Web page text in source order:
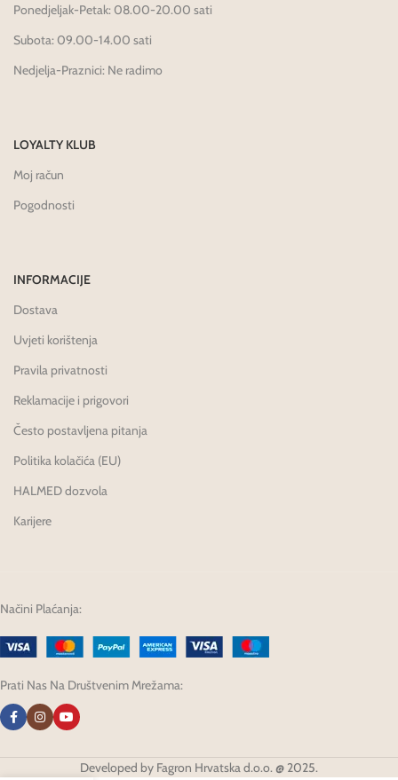
Ponedjeljak-Petak: 08.00-20.00 sati
Subota: 09.00-14.00 sati
Nedjelja-Praznici: Ne radimo
LOYALTY KLUB
Moj račun
Pogodnosti
INFORMACIJE
Dostava
Uvjeti korištenja
Pravila privatnosti
Reklamacije i prigovori
Često postavljena pitanja
Politika kolačića (EU)
HALMED dozvola
Karijere
Načini Plaćanja:
Prati Nas Na Društvenim Mrežama:
Developed by Fagron Hrvatska d.o.o. @ 2025.